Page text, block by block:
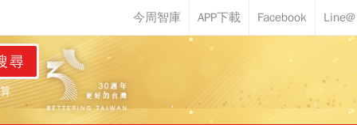
尋